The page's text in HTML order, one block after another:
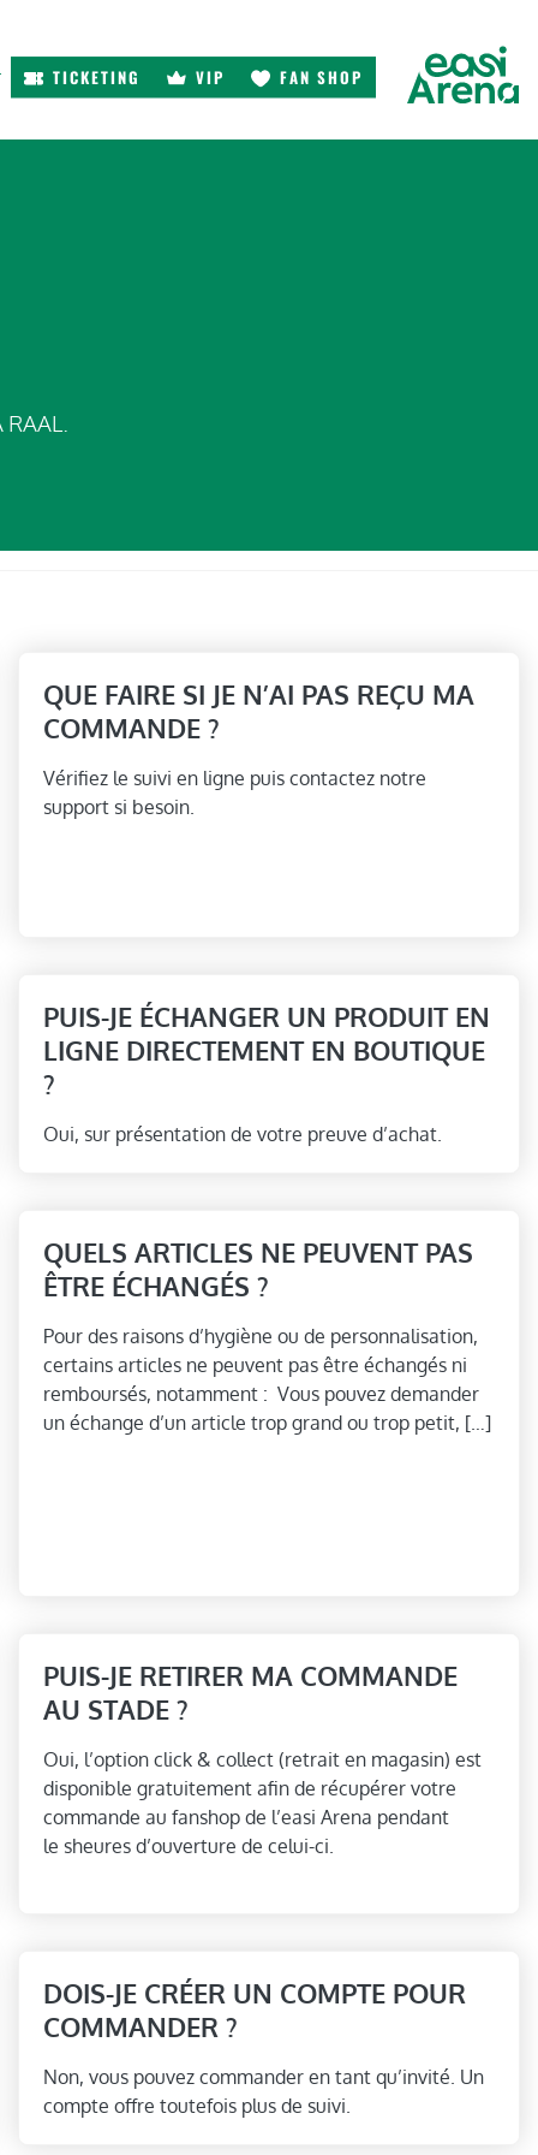
TICKETING VIP FAN SHOP
QUE FAIRE SI JE N’AI PAS REÇU MA
COMMANDE ?
Vérifiez le suivi en ligne puis contactez notre
support si besoin.
PUIS-JE ÉCHANGER UN PRODUIT EN
LIGNE DIRECTEMENT EN BOUTIQUE
?
Oui, sur présentation de votre preuve d’achat.
QUELS ARTICLES NE PEUVENT PAS
ÊTRE ÉCHANGÉS ?
Pour des raisons d’hygiène ou de personnalisation,
certains articles ne peuvent pas être échangés ni
remboursés, notamment : Vous pouvez demander
un échange d’un article trop grand ou trop petit, […]
PUIS-JE RETIRER MA COMMANDE
AU STADE ?
Oui, l’option click & collect (retrait en magasin) est
disponible gratuitement afin de récupérer votre
commande au fanshop de l’easi Arena pendant
le sheures d’ouverture de celui-ci.
DOIS-JE CRÉER UN COMPTE POUR
COMMANDER ?
Non, vous pouvez commander en tant qu’invité. Un
compte offre toutefois plus de suivi.